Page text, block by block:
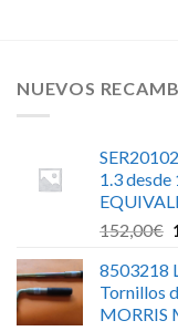
NUEVOS
1.3
152,00€
8503218
Tornillos
MORRIS